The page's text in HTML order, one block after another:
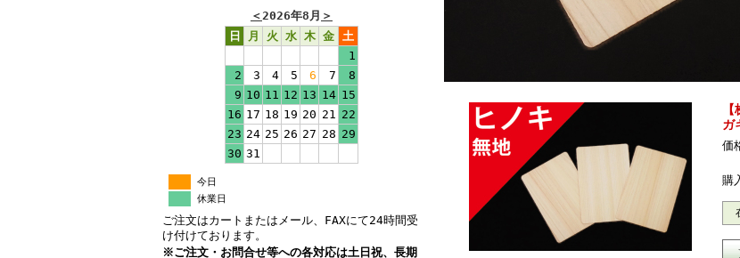
＜2026年8月 ＞
日
月 火 水 木 金 土
1
2
3 4 5 6 7
8
9 10 11 12 13 14 15
16 17 18 19 20 21 22
23 24 25 26 27 28 29
30 31
今日
休業日
ご注文はカートまたはメール、FAXにて24時間受
け付けております。
※ご注文・お問合せ等への各対応は土日祝、長期
ガ
価
購